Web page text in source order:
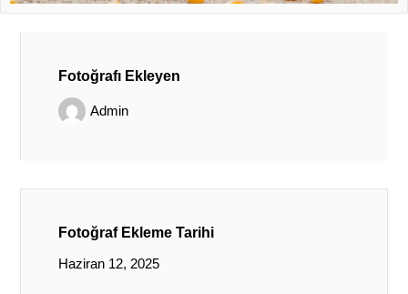
Fotoğrafı Ekleyen
Admin
Fotoğraf Ekleme Tarihi
Haziran 12, 2025